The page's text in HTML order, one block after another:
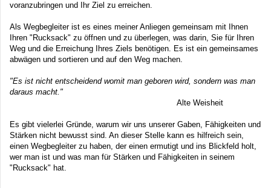
voranzubringen und Ihr Ziel zu erreichen.
Als Wegbegleiter ist es eines meiner Anliegen gemeinsam mit Ihnen
Ihren "Rucksack" zu öffnen und zu überlegen, was darin, Sie für Ihren
Weg und die Erreichung Ihres Ziels benötigen. Es ist ein gemeinsames
abwägen und sortieren und auf den Weg machen.
"Es ist nicht entscheidend womit man geboren wird, sondern was man
daraus macht."
Alte Weisheit
Es gibt vielerlei Gründe, warum wir uns unserer Gaben, Fähigkeiten und
Stärken nicht bewusst sind. An dieser Stelle kann es hilfreich sein,
einen Wegbegleiter zu haben, der einen ermutigt und ins Blickfeld holt,
wer man ist und was man für Stärken und Fähigkeiten in seinem
"Rucksack" hat.